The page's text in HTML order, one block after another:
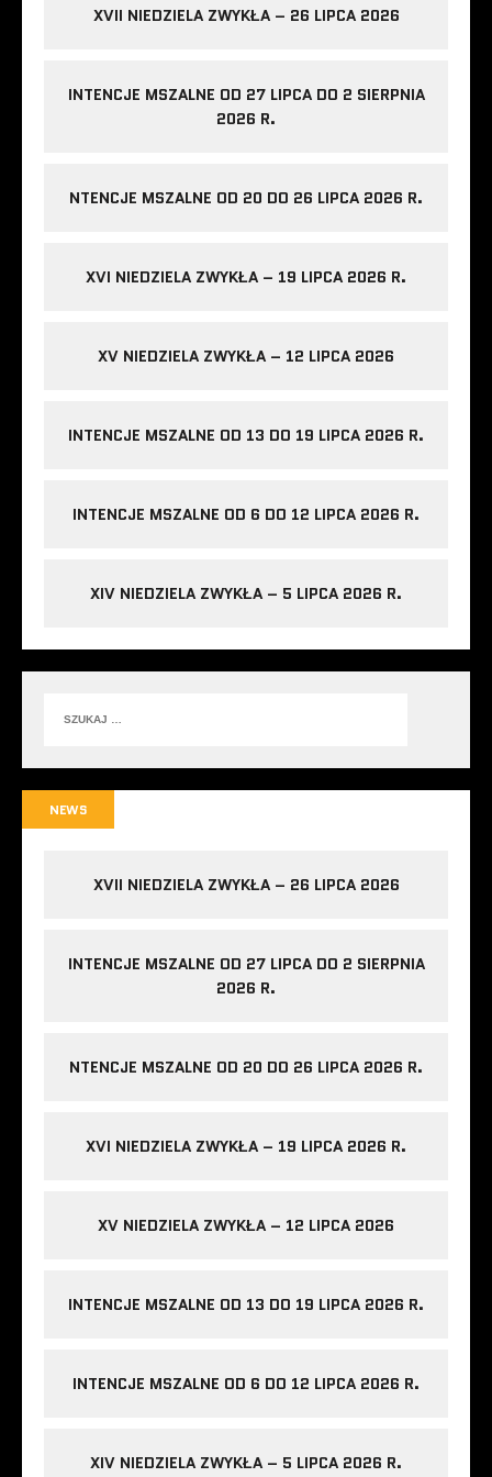
XVII NIEDZIELA ZWYKŁA – 26 LIPCA 2026
INTENCJE MSZALNE OD 27 LIPCA DO 2 SIERPNIA
2026 R.
NTENCJE MSZALNE OD 20 DO 26 LIPCA 2026 R.
XVI NIEDZIELA ZWYKŁA – 19 LIPCA 2026 R.
XV NIEDZIELA ZWYKŁA – 12 LIPCA 2026
INTENCJE MSZALNE OD 13 DO 19 LIPCA 2026 R.
INTENCJE MSZALNE OD 6 DO 12 LIPCA 2026 R.
XIV NIEDZIELA ZWYKŁA – 5 LIPCA 2026 R.
NEWS
XVII NIEDZIELA ZWYKŁA – 26 LIPCA 2026
INTENCJE MSZALNE OD 27 LIPCA DO 2 SIERPNIA
2026 R.
NTENCJE MSZALNE OD 20 DO 26 LIPCA 2026 R.
XVI NIEDZIELA ZWYKŁA – 19 LIPCA 2026 R.
XV NIEDZIELA ZWYKŁA – 12 LIPCA 2026
INTENCJE MSZALNE OD 13 DO 19 LIPCA 2026 R.
INTENCJE MSZALNE OD 6 DO 12 LIPCA 2026 R.
XIV NIEDZIELA ZWYKŁA – 5 LIPCA 2026 R.